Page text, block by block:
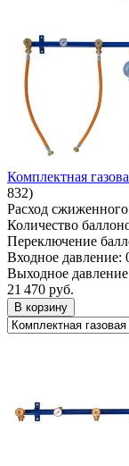
Комплектная
832)
Расход сжиженного
Количество
Переключение
Входное давление:
Выходное
21 470 руб.
В корзину